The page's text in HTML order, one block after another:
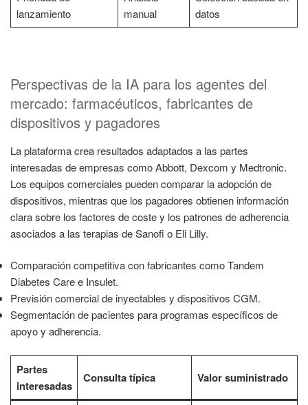
lanzamiento
manual
datos
Perspectivas de la IA para los agentes del
mercado: farmacéuticos, fabricantes de
dispositivos y pagadores
La plataforma crea resultados adaptados a las partes
interesadas de empresas como Abbott, Dexcom y Medtronic.
Los equipos comerciales pueden comparar la adopción de
dispositivos, mientras que los pagadores obtienen información
clara sobre los factores de coste y los patrones de adherencia
asociados a las terapias de Sanofi o Eli Lilly.
Comparación competitiva con fabricantes como Tandem
Diabetes Care e Insulet.
Previsión comercial de inyectables y dispositivos CGM.
Segmentación de pacientes para programas específicos de
apoyo y adherencia.
Partes
interesadas
Consulta típica Valor suministrado